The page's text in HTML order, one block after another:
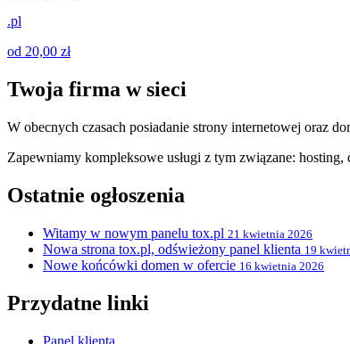
.pl
od 20,00 zł
Twoja firma w sieci
W obecnych czasach posiadanie strony internetowej oraz
Zapewniamy kompleksowe usługi z tym związane:
Ostatnie ogłoszenia
Witamy w nowym panelu tox.pl 21 kwietnia 2026
Nowa strona tox.pl, odświeżony panel klienta 19
Nowe końcówki domen w ofercie 16 kwietnia 2026
Przydatne linki
Panel klienta